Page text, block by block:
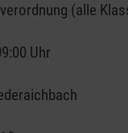
(alle
Uhr